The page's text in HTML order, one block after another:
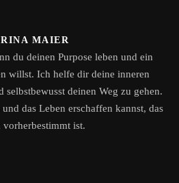
MAIER
du deinen Purpose leben und ein
willst. Ich helfe dir deine inneren
deinen Weg zu gehen.
das Leben erschaffen kannst, das
ist.